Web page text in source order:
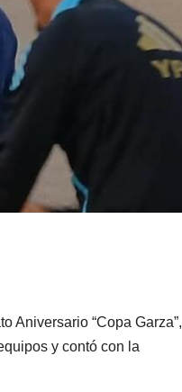
Aniversario “Copa Garza”,
y contó con la